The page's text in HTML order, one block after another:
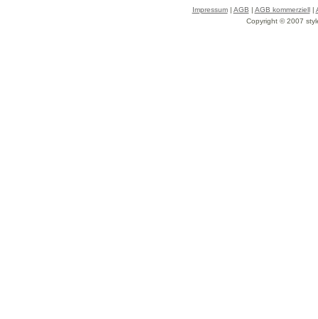
Impressum| AGB | AGB kommerziell|
Copyright © 2007